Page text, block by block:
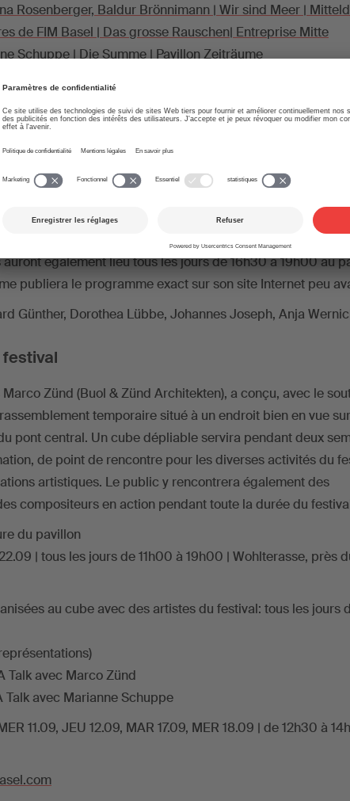
Rosenberger, Baldur Brönnimann | Wir sind Meer |
de FIM Basel | Das grosse Rauschen| Entreprise Mitte
Schuppe | Die Summe | Pavillon Zeiträume
Flunger et invités | Das grosse Rauschen | Unternehmen
Fabrique sonore | Musée d’art
Fabrique sonore | Musée d’art
Fabrique sonore | Musée d’art
Seidel, Andreas Wenger | Überläufer* | Zollhalle St. Johann
Mycelium | Cyber String Species | Gare du Nord
| Freude | Eglise St-Antoine
Wyschnegradsky: La Coupole | Marché couvert de Bâle
également lieu tous les jours de 16h30 à 19h00 au
publiera le programme exact sur son site Internet peu
Günther, Dorothea Lübbe, Johannes Joseph, Anja
festival
Marco Zünd (Buol & Zünd Architekten), a conçu, avec le
temporaire situé à un endroit bien en vue
pont central. Un cube dépliable servira pendant deux
de point de rencontre pour les diverses activités du
artistiques. Le public y rencontrera également des
compositeurs en action pendant toute la durée du
du pavillon
| tous les jours de 11h00 à 19h00 | Wohlterasse, près
au cube avec des artistes du festival: tous les jours
Talk avec Marco Zünd
Talk avec Marianne Schuppe
11.09, JEU 12.09, MAR 17.09, MER 18.09 | de 12h30 à